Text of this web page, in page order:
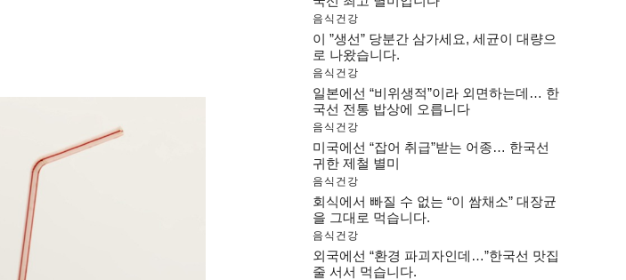
음식건강
이 ”생선” 당분간 삼가세요, 세균이 대량으
로 나왔습니다.
음식건강
일본에선 “비위생적”이라 외면하는데… 한
국선 전통 밥상에 오릅니다
음식건강
미국에선 “잡어 취급”받는 어종… 한국선
귀한 제철 별미
음식건강
회식에서 빠질 수 없는 “이 쌈채소” 대장균
을 그대로 먹습니다.
음식건강
외국에선 “환경 파괴자인데…”한국선 맛집
줄 서서 먹습니다.